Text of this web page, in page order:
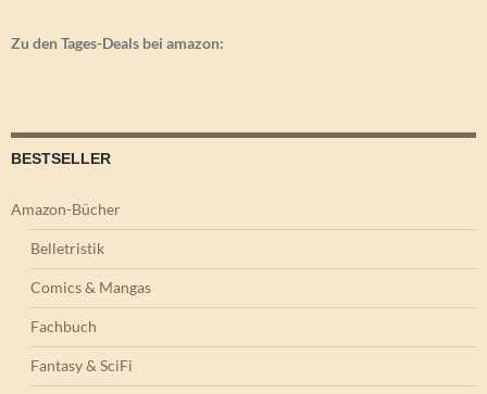
Zu den Tages-Deals bei amazon:
BESTSELLER
Amazon-Bücher
Belletristik
Comics & Mangas
Fachbuch
Fantasy & SciFi